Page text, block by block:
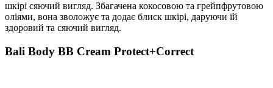
шкірі сяючий вигляд. Збагачена кокосовою та грейпфрутовою
оліями, вона зволожує та додає блиск шкірі, даруючи їй
здоровий та сяючий вигляд.
Bali Body BB Cream Protect+Correct